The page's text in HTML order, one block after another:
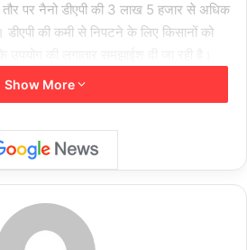
पर नैनो डीएपी की 3 लाख 5 हजार से अधिक
डीएपी की कमी से निपटने के लिए किसानों को
या जामाखोरी कर उचे दामों पर बेचने वालों के
है।
के अनुसार प्रदेश में चालू खरीफ मौसम के लिए 6
का भंडारण किया गया है। जिसमें से 4 लाख
वितरण अबतक किसानों को किया जा चुका है, जो
है। इसी तरह 2 लाख 22 हजार मिट्रिक टन
1 लाख 70 हजार मिट्रिक टन का वितरण हो
Show More